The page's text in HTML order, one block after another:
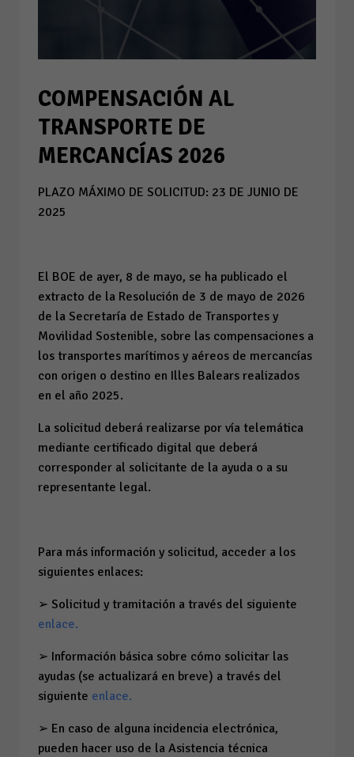
COMPENSACIÓN AL
TRANSPORTE DE
MERCANCÍAS 2026
PLAZO MÁXIMO DE SOLICITUD: 23 DE JUNIO DE
2025
El BOE de ayer, 8 de mayo, se ha publicado el
extracto de la Resolución de 3 de mayo de 2026
de la Secretaría de Estado de Transportes y
Movilidad Sostenible, sobre las compensaciones a
los transportes marítimos y aéreos de mercancías
con origen o destino en Illes Balears realizados
en el año 2025.
La solicitud deberá realizarse por vía telemática
mediante certificado digital que deberá
corresponder al solicitante de la ayuda o a su
representante legal.
Para más información y solicitud, acceder a los
siguientes enlaces:
➢ Solicitud y tramitación a través del siguiente
enlace.
➢ Información básica sobre cómo solicitar las
ayudas (se actualizará en breve) a través del
siguiente enlace.
➢ En caso de alguna incidencia electrónica,
pueden hacer uso de la Asistencia técnica